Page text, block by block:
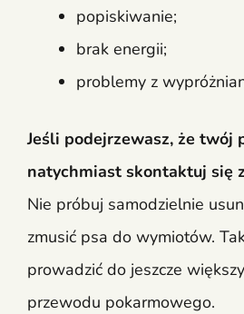
popiskiwanie;
brak energii;
problemy z
Jeśli podejrzewasz, że twój
natychmiast skontaktuj się
Nie próbuj samodzielnie
zmusić psa do wymiotów.
prowadzić do jeszcze
przewodu pokarmowego.